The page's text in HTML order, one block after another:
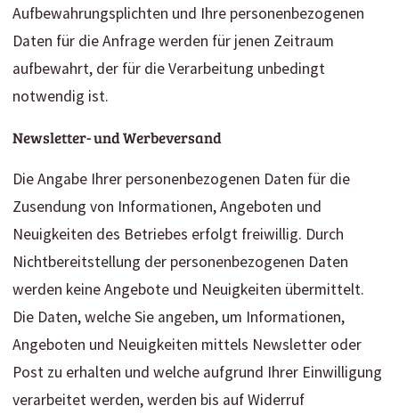
Aufbewahrungsplichten und Ihre personenbezogenen
Daten für die Anfrage werden für jenen Zeitraum
aufbewahrt, der für die Verarbeitung unbedingt
notwendig ist.
Newsletter- und Werbeversand
Die Angabe Ihrer personenbezogenen Daten für die
Zusendung von Informationen, Angeboten und
Neuigkeiten des Betriebes erfolgt freiwillig. Durch
Nichtbereitstellung der personenbezogenen Daten
werden keine Angebote und Neuigkeiten übermittelt.
Die Daten, welche Sie angeben, um Informationen,
Angeboten und Neuigkeiten mittels Newsletter oder
Post zu erhalten und welche aufgrund Ihrer Einwilligung
verarbeitet werden, werden bis auf Widerruf